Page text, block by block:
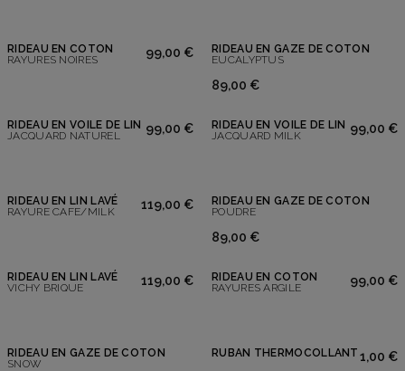
RIDEAU EN COTON
RAYURES NOIRES
99,00 €
RIDEAU EN GAZE DE COTON
EUCALYPTUS
89,00 €
RIDEAU EN VOILE DE LIN
JACQUARD NATUREL
99,00 €
RIDEAU EN VOILE DE LIN
JACQUARD MILK
99,00 €
RIDEAU EN LIN LAVÉ
RAYURE CAFE/MILK
119,00 €
RIDEAU EN GAZE DE COTON
POUDRE
89,00 €
RIDEAU EN LIN LAVÉ
VICHY BRIQUE
119,00 €
RIDEAU EN COTON
RAYURES ARGILE
99,00 €
RIDEAU EN GAZE DE COTON
SNOW
RUBAN THERMOCOLLANT 1,00 €